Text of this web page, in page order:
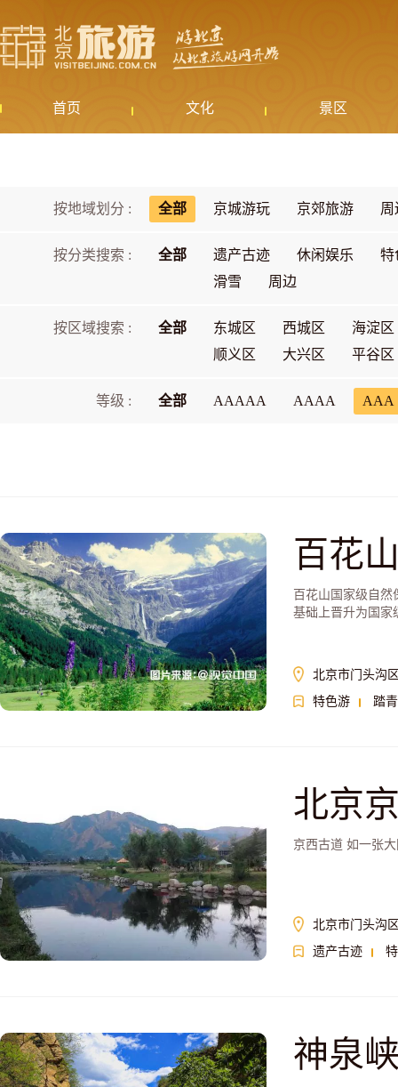
首页 文化 景区
按地域划分 : 全部 京城游玩 京郊旅游 周
按分类搜索 : 全部 遗产古迹 休闲娱乐
特
滑雪
周边
按区域搜索 : 全部 东城区 西城区
海淀区
顺义区
大兴区 平谷区
等级 : 全部 AAAAA AAAA AAA
百花
百花山国家级自
基础上晋升为国家
北京市门头沟
特色游
踏青
北京
京西古道 如一张
北京市门头沟
遗产古迹
神泉